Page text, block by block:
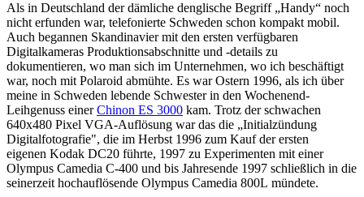
Als in Deutschland der dämliche denglische Begriff „Handy“ noch
nicht erfunden war, telefonierte Schweden schon kompakt mobil.
Auch begannen Skandinavier mit den ersten verfügbaren
Digitalkameras Produktionsabschnitte und -details zu
dokumentieren, wo man sich im Unternehmen, wo ich beschäftigt
war, noch mit Polaroid abmühte. Es war Ostern 1996, als ich über
meine in Schweden lebende Schwester in den Wochenend-
Leihgenuss einerChinon ES 3000 kam. Trotz der schwachen
640x480 Pixel VGA-Auflösung war das die „Initialzündung
Digitalfotografie", die im Herbst 1996 zum Kauf der ersten
eigenen Kodak DC20 führte, 1997 zu Experimenten mit einer
Olympus Camedia C-400 und bis Jahresende 1997 schließlich in die
seinerzeit hochauflösende Olympus Camedia 800L mündete.